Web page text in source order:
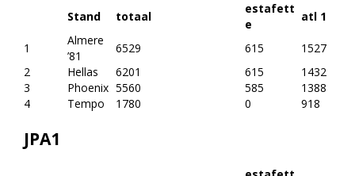
Stand totaal
estafett
e
atl 1
1
Almere
’81
6529 615
1527
2
Hellas 6201 615
1432
3
Phoenix 5560 585
1388
4
Tempo 1780 0 918
JPA1